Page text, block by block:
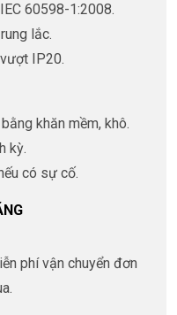
60598-1:2008.
lắc.
IP20.
khăn mềm, khô.
kỳ.
có sự cố.
phí vận chuyển đơn